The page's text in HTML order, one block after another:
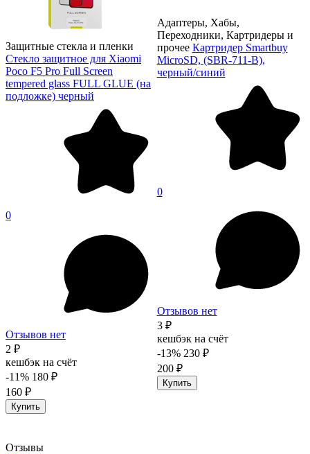
Защитные стекла и пленки
Стекло защитное для Xiaomi
Poco F5 Pro Full Screen
tempered glass FULL GLUE (на
подложке) черный
0
Отзывов нет
2 ₽
кешбэк на счёт
-11% 180 ₽
160 ₽
Купить
Адаптеры, Хабы,
Переходники, Картридеры и
прочее Картридер Smartbuy
MicroSD, (SBR-711-B),
черный/синий
0
Отзывов нет
3 ₽
кешбэк на счёт
-13% 230 ₽
200 ₽
Купить
Отзывы